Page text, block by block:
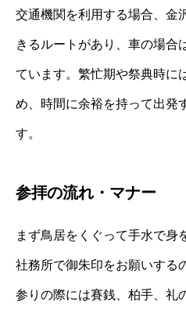
交通機関を利用する場合、金
きるルートがあり、車の場合
ています。繁忙期や祭典時に
め、時間に余裕を持って出発
す。
参拝の流れ・マナー
まず鳥居をくぐって手水で身
社務所で御朱印をお願いする
参りの際には賽銭、柏手、礼